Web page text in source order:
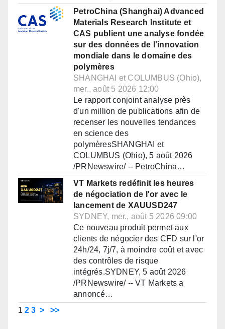
PetroChina (Shanghai) Advanced
Materials Research Institute et
CAS publient une analyse fondée
sur des données de l'innovation
mondiale dans le domaine des
polymères
SHANGHAI et COLUMBUS (Ohio),
mer., août 5 2026 12:00
Le rapport conjoint analyse près
d'un million de publications afin de
recenser les nouvelles tendances
en science des
polymèresSHANGHAI et
COLUMBUS (Ohio), 5 août 2026
/PRNewswire/ -- PetroChina…
VT Markets redéfinit les heures
de négociation de l'or avec le
lancement de XAUUSD247
SYDNEY, mer., août 5 2026 09:00
Ce nouveau produit permet aux
clients de négocier des CFD sur l'or
24h/24, 7j/7, à moindre coût et avec
des contrôles de risque
intégrés.SYDNEY, 5 août 2026
/PRNewswire/ -- VT Markets a
annoncé…
1 2 3 > >>